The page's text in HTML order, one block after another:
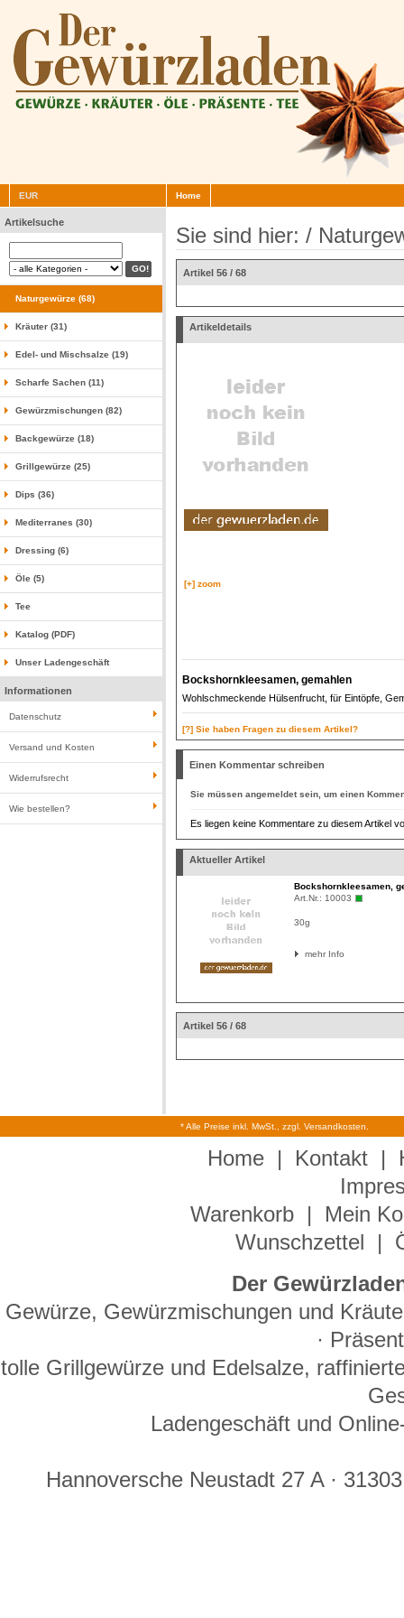
EUR Home
Artikelsuche
Naturgewürze (68)
Kräuter (31)
Edel- und Mischsalze (19)
Scharfe Sachen (11)
Gewürzmischungen (82)
Backgewürze (18)
Grillgewürze (25)
Dips (36)
Mediterranes (30)
Dressing (6)
Öle (5)
Tee
Katalog (PDF)
Unser Ladengeschäft
Informationen
Datenschutz
Versand und Kosten
Widerrufsrecht
Wie bestellen?
Sie sind hier: /
Artikel 56 / 68
Artikeldetails
[+] zoom
Bockshornkleesamen, gemahlen
Wohlschmeckende Hülsenfrucht, für Eintöpfe,
[?] Sie haben Fragen zu diesem Artikel?
Einen Kommentar schreiben
Sie müssen angemeldetsein, um einen
Es liegen keine Kommentare zu diesem Artikel
Aktueller Artikel
Bockshornkleesamen,
Art.Nr.: 10003
30g
mehr Info
Artikel 56 / 68
* Alle Preise inkl. MwSt., zzgl. Versandkosten.
Home | Kontakt |
Warenkorb
|
Mein
Wunschzettel
|
Der
Gewürze, Gewürzmischungen und
·
tolle Grillgewürze und Edelsalze,
Ladengeschäft und
Hannoversche Neustadt 27 A ·